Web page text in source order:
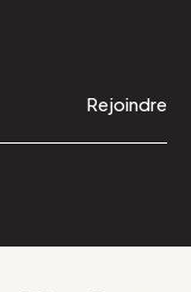
Rejoindre